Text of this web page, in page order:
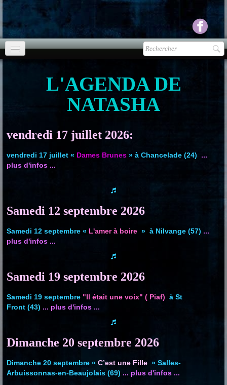
Ecouter Voir ▼
vente CD
L'AGENDA DE
NATASHA
vendredi 17 juillet 2026:
vendredi 17 juillet « Dames Brunes » à Chancelade (24) ...
plus d'infos ...
Samedi 12 septembre 2026
Samedi 12 septembre « L'amer à boire » à Nilvange (57) ...
plus d'infos ...
Samedi 19 septembre 2026
Samedi 19 septembre "Il était une voix" ( Piaf) à St
Front (43) ... plus d'infos ...
Dimanche 20 septembre 2026
Dimanche 20 septembre « C’est une Fille » Salles-
Arbuissonnas-en-Beaujolais (69) ... plus d'infos ...